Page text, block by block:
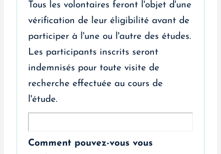
Tous les volontaires feront l'objet d'une
vérification de leur éligibilité avant de
participer à l'une ou l'autre des études.
Les participants inscrits seront
indemnisés pour toute visite de
recherche effectuée au cours de
l'étude.
Comment pouvez-vous vous